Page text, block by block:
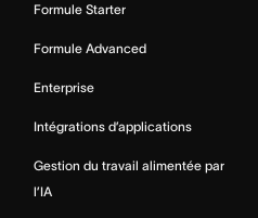
Formule Starter
Formule Advanced
Enterprise
Intégrations d’applications
Gestion du travail alimentée par
l’IA